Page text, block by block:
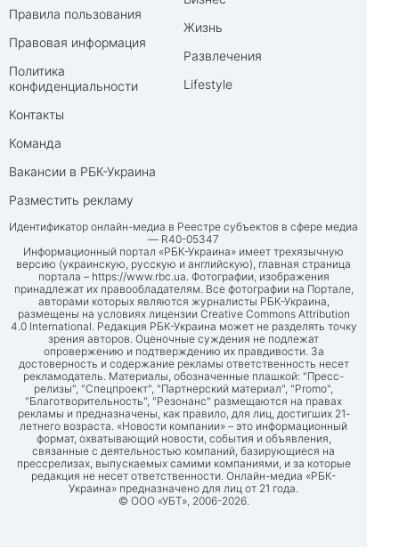
Правила пользования
Правовая информация
Политика
конфиденциальности
Контакты
Команда
Вакансии в РБК-Украина
Разместить рекламу
Жизнь
Развлечения
Lifestyle
Идентификатор онлайн-медиа в Реестре субъектов в сфере медиа
— R40-05347
Информационный портал «РБК-Украина» имеет трехязычную
версию (украинскую, русскую и английскую), главная страница
портала – https://www.rbc.ua. Фотографии, изображения
принадлежат их правообладателям. Все фотографии на Портале,
авторами которых являются журналисты РБК-Украина,
размещены на условиях лицензии Creative Commons Attribution
4.0 International. Редакция РБК-Украина может не разделять точку
зрения авторов. Оценочные суждения не подлежат
опровержению и подтверждению их правдивости. За
достоверность и содержание рекламы ответственность несет
рекламодатель. Материалы, обозначенные плашкой: "Пресс-
релизы", "Спецпроект", "Партнерский материал", "Promo",
"Благотворительность", "Резонанс" размещаются на правах
рекламы и предназначены, как правило, для лиц, достигших 21-
летнего возраста. «Новости компании» – это информационный
формат, охватывающий новости, события и объявления,
связанные с деятельностью компаний, базирующиеся на
прессрелизах, выпускаемых самими компаниями, и за которые
редакция не несет ответственности. Онлайн-медиа «РБК-
Украина» предназначено для лиц от 21 года.
© ООО «УБТ», 2006-2026.